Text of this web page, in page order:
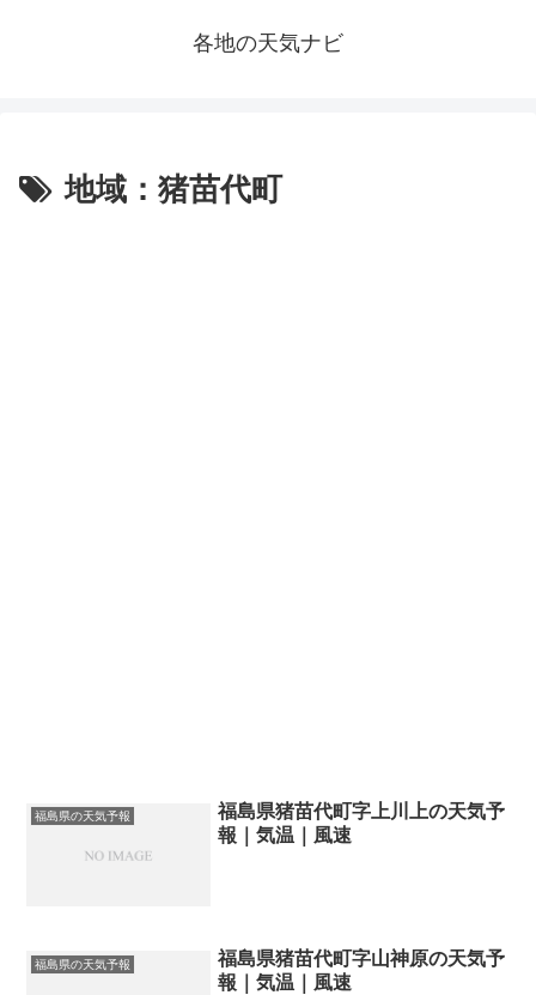
各地の天気ナビ
地域：猪苗代町
福島県の天気予報
福島県猪苗代町字上川上の天気予
報｜気温｜風速
福島県の天気予報
福島県猪苗代町字山神原の天気予
報｜気温｜風速